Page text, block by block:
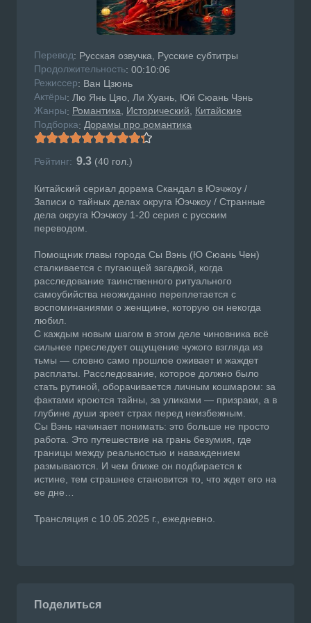
Перевод: Русская озвучка, Русские субтитры
Продолжительность: 00:10:06
Режисcер: Ван Цзюнь
Актёры: Лю Янь Цяо, Ли Хуань, Юй Сюань Чэнь
Жанры: Романтика Исторический
Китайские
Подборка: Дорамы про романтика
Рейтинг: 9.3 (40 гол.)
Китайский сериал дорама Скандал в Юэчжоу /
Записи о тайных делах округа Юэчжоу / Странные
дела округа Юэчжоу 1-20 серия с русским
переводом.
Помощник главы города Сы Вэнь (Ю Сюань Чен)
сталкивается с пугающей загадкой, когда
расследование таинственного ритуального
самоубийства неожиданно переплетается с
воспоминаниями о женщине, которую он некогда
любил.
С каждым новым шагом в этом деле чиновника всё
сильнее преследует ощущение чужого взгляда из
тьмы — словно само прошлое оживает и жаждет
расплаты. Расследование, которое должно было
стать рутиной, оборачивается личным кошмаром: за
фактами кроются тайны, за уликами — призраки, а в
глубине души зреет страх перед неизбежным.
Сы Вэнь начинает понимать: это больше не просто
работа. Это путешествие на грань безумия, где
границы между реальностью и наваждением
размываются. И чем ближе он подбирается к
истине, тем страшнее становится то, что ждет его на
ее дне…
Трансляция с 10.05.2025 г., ежедневно.
Поделиться